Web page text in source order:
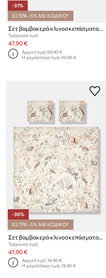
-31%
ΕΞΤΡΑ -5% ΜΕ ΚΩΔΙΚΟ*
Σετ βαμβακερά κλινοσκεπάσματα Medicine 70 x 80 cm / 160 x 200 cm
Τρέχουσα τιμή:
47,90 €
Αρχική τιμή:69,90 €
Η χαμηλότερη τιμή:69,90 €
-36%
ΕΞΤΡΑ -5% ΜΕ ΚΩΔΙΚΟ*
Τρέχουσα τιμή:
47,90 €
Αρχική τιμή:74,90 €
Η χαμηλότερη τιμή:74,90 €